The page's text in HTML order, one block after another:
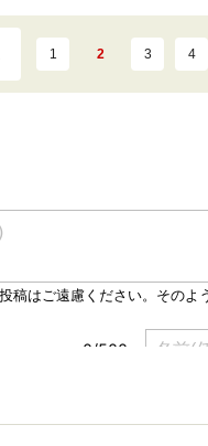
1 2 3 4